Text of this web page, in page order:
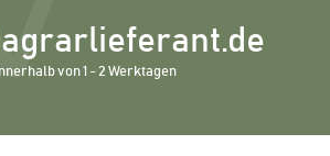
von 1 - 2 Werktagen